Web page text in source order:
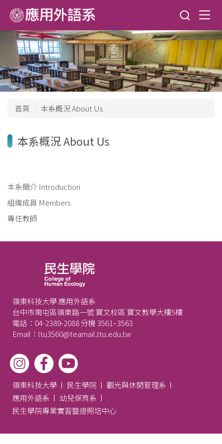
到
主
區
首頁 本系概況 About Us
本系概況 About Us
本系簡介 Introduction
組織成員 Members
專任教師
嶺東科技大學 應用外語系
台中市南屯區嶺東路一號 寶文校區 寶文教學大樓5樓
電話：04-2389-2088 分機 3561~3563
Email：ltu3560@teamail.ltu.edu.tw
嶺東科技大學 民生學院
觀光與休閒管理系
應用外語系
幼兒保育系
民生學院專業實習暨證照培中心